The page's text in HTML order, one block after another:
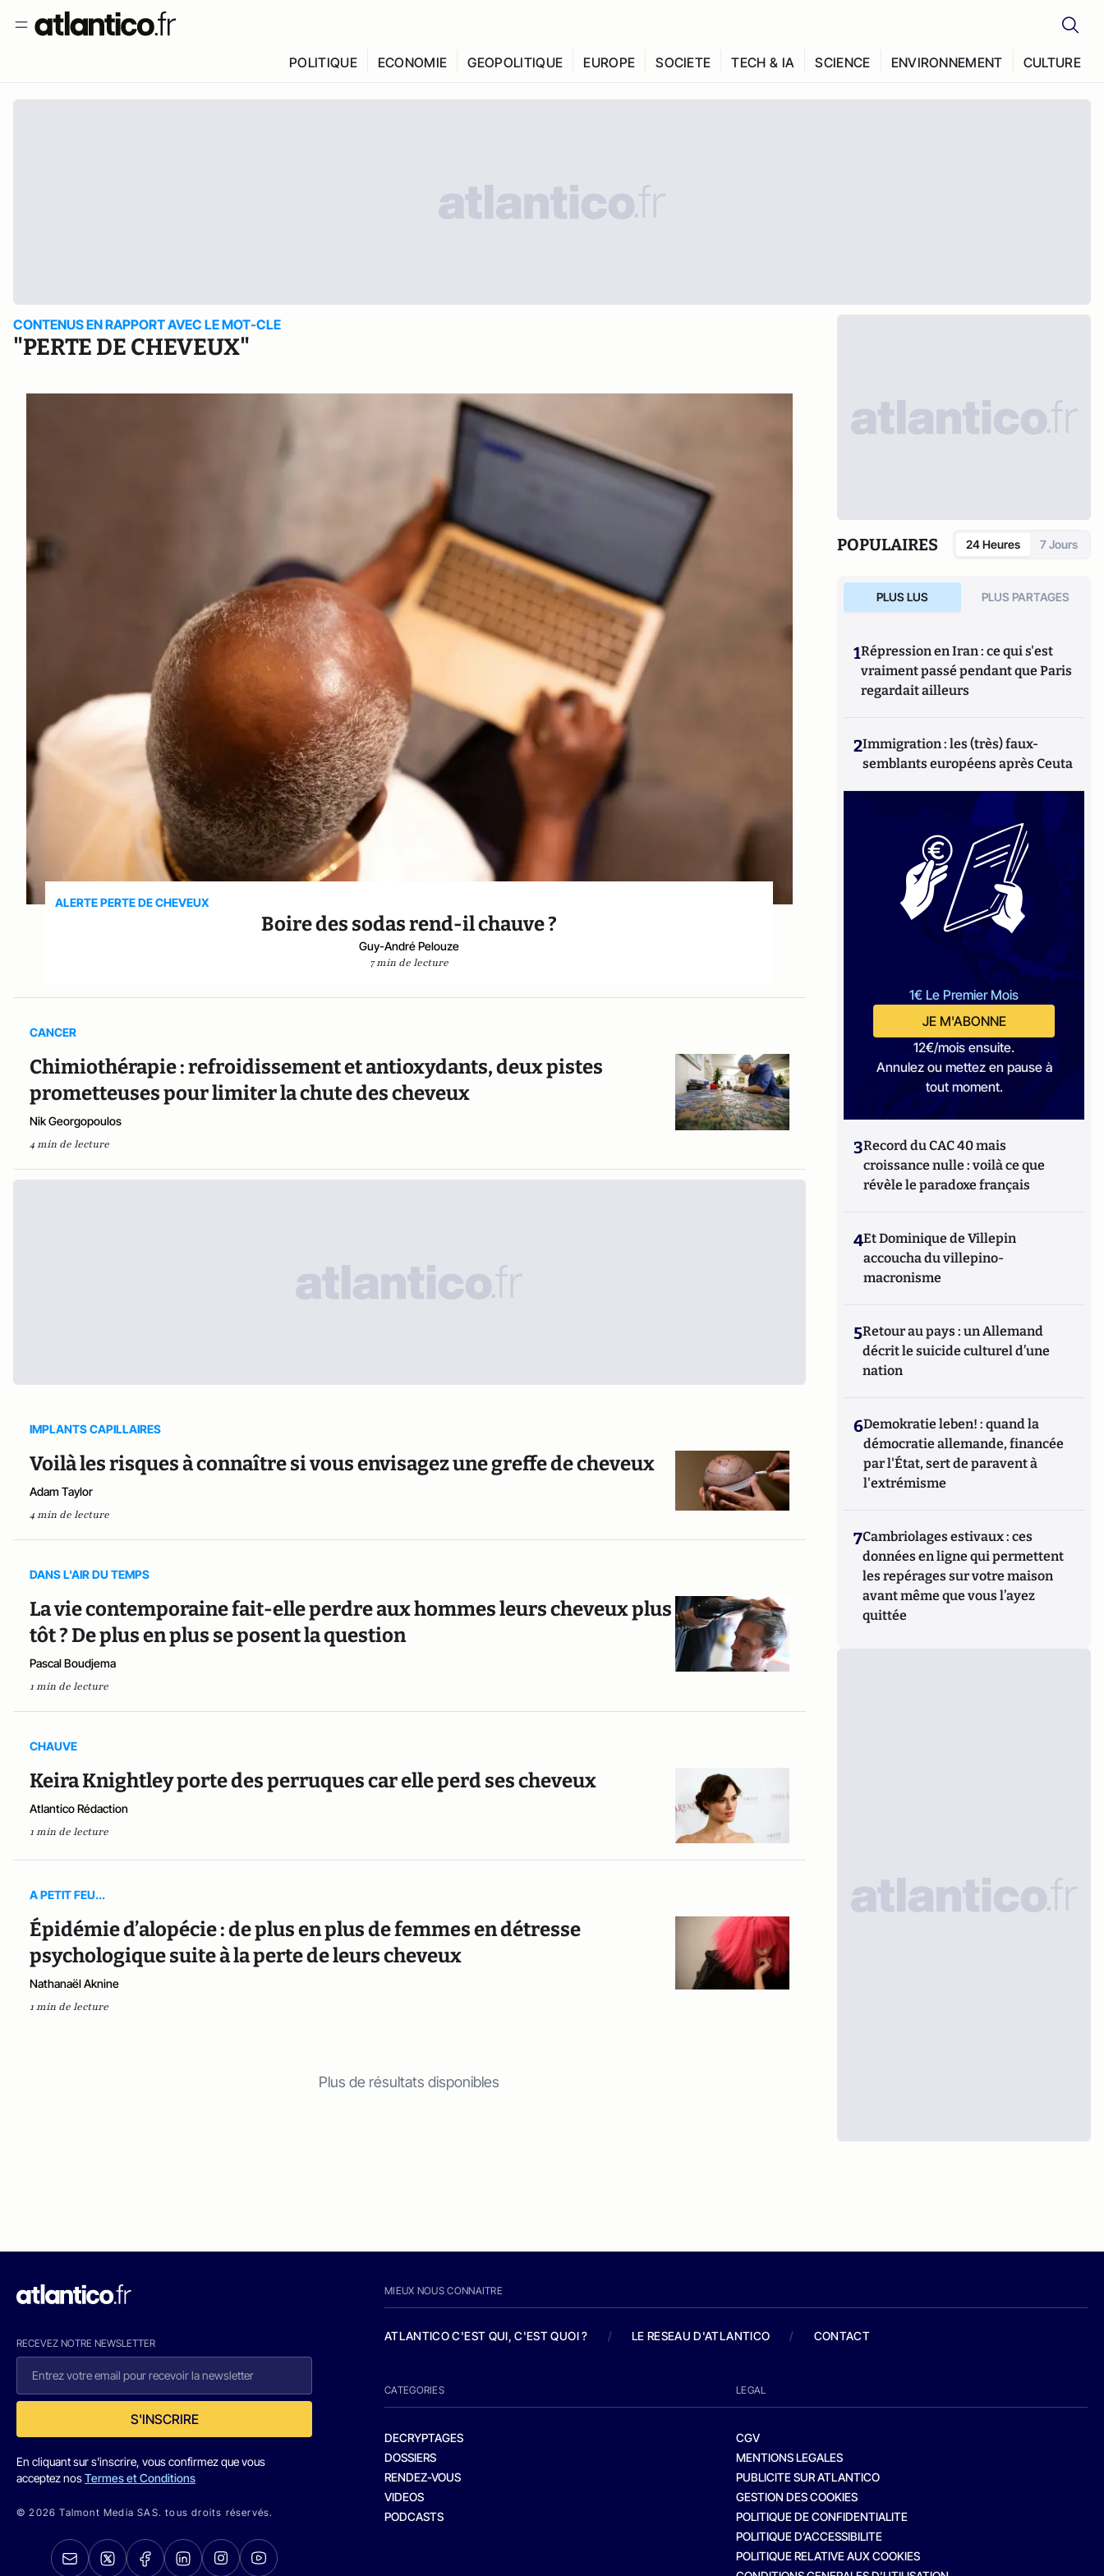
POLITIQUE ECONOMIE GEOPOLITIQUE EUROPE SOCIETE TECH & IA SCIENCE ENVIRONNEMENT CULTURE
CONTENUS EN RAPPORT AVEC LE MOT-CLE
"PERTE DE CHEVEUX"
ALERTE PERTE DE CHEVEUX
Boire des sodas rend-il chauve ?
Guy-André Pelouze
7 min de lecture
CANCER
Chimiothérapie : refroidissement et antioxydants, deux pistes
prometteuses pour limiter la chute des cheveux
Nik Georgopoulos
4 min de lecture
IMPLANTS CAPILLAIRES
Voilà les risques à connaître si vous envisagez une greffe de cheveux
Adam Taylor
4 min de lecture
DANS L'AIR DU TEMPS
La vie contemporaine fait-elle perdre aux hommes leurs cheveux plus
tôt ? De plus en plus se posent la question
Pascal Boudjema
1 min de lecture
CHAUVE
Keira Knightley porte des perruques car elle perd ses cheveux
Atlantico Rédaction
1 min de lecture
A PETIT FEU...
Épidémie d’alopécie : de plus en plus de femmes en détresse
psychologique suite à la perte de leurs cheveux
Nathanaël Aknine
1 min de lecture
Plus de résultats disponibles
POPULAIRES 24 Heures 7 Jours
PLUS LUS PLUS PARTAGES
1Répression en Iran : ce qui s'est
vraiment passé pendant que Paris
regardait ailleurs
2Immigration : les (très) faux-
semblants européens après Ceuta
1€ Le Premier Mois
JE M'ABONNE
12€/mois ensuite.
Annulez ou mettez en pause à
tout moment.
3Record du CAC 40 mais
croissance nulle : voilà ce que
révèle le paradoxe français
4Et Dominique de Villepin
accoucha du villepino-
macronisme
5Retour au pays : un Allemand
décrit le suicide culturel d’une
nation
6Demokratie leben! : quand la
démocratie allemande, financée
par l'État, sert de paravent à
l'extrémisme
7Cambriolages estivaux : ces
données en ligne qui permettent
les repérages sur votre maison
avant même que vous l’ayez
quittée
RECEVEZ NOTRE NEWSLETTER
S'INSCRIRE
En cliquant sur s'inscrire, vous confirmez que vous
acceptez nosTermes et Conditions
© 2026 Talmont Media SAS. tous droits réservés.
MIEUX NOUS CONNAITRE
ATLANTICO C'EST QUI, C'EST QUOI ? / LE RESEAU D'ATLANTICO / CONTACT
CATEGORIES
DECRYPTAGES
DOSSIERS
RENDEZ-VOUS
VIDEOS
PODCASTS
LEGAL
CGV
MENTIONS LEGALES
PUBLICITE SUR ATLANTICO
GESTION DES COOKIES
POLITIQUE DE CONFIDENTIALITE
POLITIQUE D’ACCESSIBILITE
POLITIQUE RELATIVE AUX COOKIES